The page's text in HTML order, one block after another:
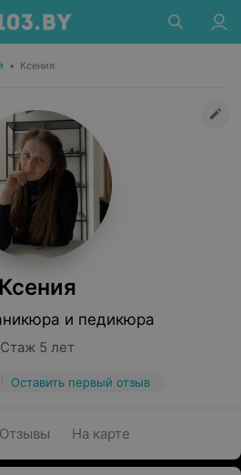
• Ксения
Ксения
и педикюра
Стаж 5 лет
Оставить первый отзыв
Отзывы На карте